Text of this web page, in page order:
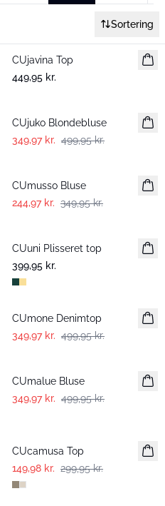
Sortering
Nyhed
CUjavina Top
449,95 kr.
CUjuko Blondebluse
349,97 kr. 499,95 kr.
CUmusso Bluse
244,97 kr. 349,95 kr.
Nyhed
CUuni Plisseret top
399,95 kr.
-30%
CUmone Denimtop
349,97 kr. 499,95 kr.
CUmalue Bluse
349,97 kr. 499,95 kr.
CUcamusa Top
149,98 kr. 299,95 kr.
-30%